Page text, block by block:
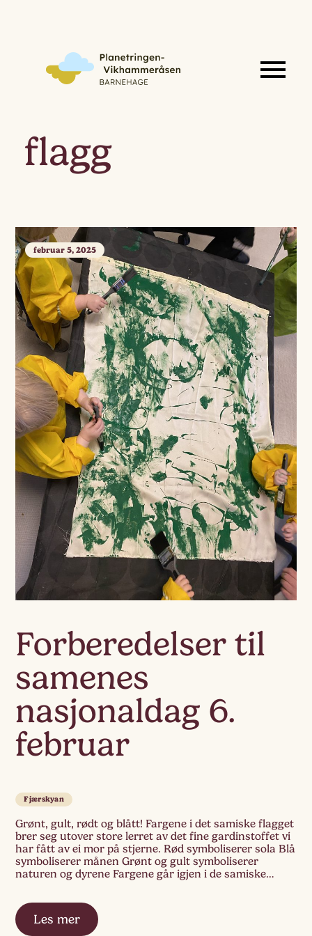
flagg
Forberedelser til
samenes
nasjonaldag 6.
februar
februar 5, 2025
Fjærskyan
Grønt, gult, rødt og blått! Fargene i det samiske flagget
brer seg utover store lerret av det fine gardinstoffet vi
har fått av ei mor på stjerne. Rød symboliserer sola Blå
symboliserer månen Grønt og gult symboliserer
naturen og dyrene Fargene går igjen i de samiske
Les mer